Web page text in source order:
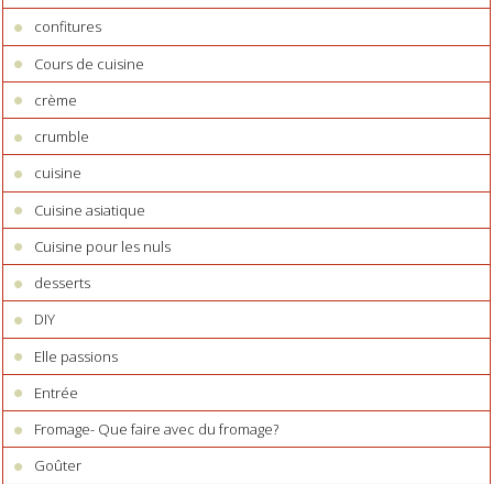
confitures
Cours de cuisine
crème
crumble
cuisine
Cuisine asiatique
Cuisine pour les nuls
desserts
DIY
Elle passions
Entrée
Fromage- Que faire avec du fromage?
Goûter